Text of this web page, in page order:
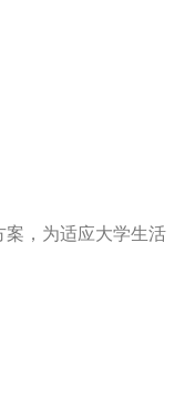
，为适应大学生活